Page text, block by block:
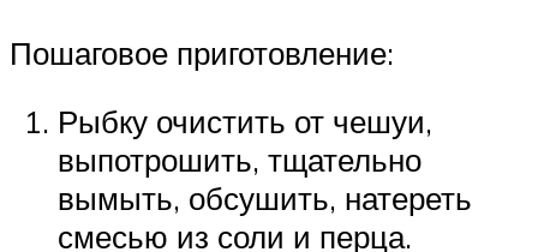
Пошаговое приготовление:
Рыбку очистить от чешуи,
выпотрошить, тщательно
вымыть, обсушить, натереть
смесью из соли и перца.